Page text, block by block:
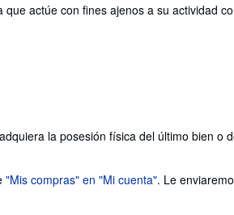
actúe con fines ajenos a su actividad
la posesión física del último bien o
"Mis compras" en "Mi cuenta". Le